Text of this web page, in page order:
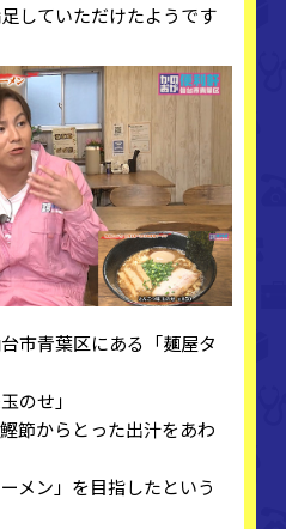
していただけたようです
市青葉区にある「麺屋タ
のせ」
節からとった出汁をあわ
メン」を目指したという